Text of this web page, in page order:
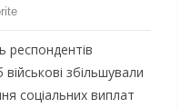
респондентів
збільшували
соціальних виплат